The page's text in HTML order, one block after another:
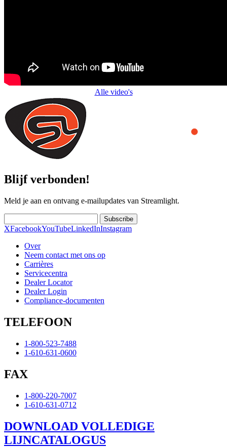
Alle video's
Blijf verbonden!
Meld je aan en ontvang e-mailupdates van Streamlight.
Subscribe
XFacebookYouTubeLinkedInInstagram
Over
Neem contact met ons op
Carrières
Servicecentra
Dealer Locator
Dealer Login
Compliance-documenten
TELEFOON
1-800-523-7488
1-610-631-0600
FAX
1-800-220-7007
1-610-631-0712
DOWNLOAD VOLLEDIGE
LIJNCATALOGUS